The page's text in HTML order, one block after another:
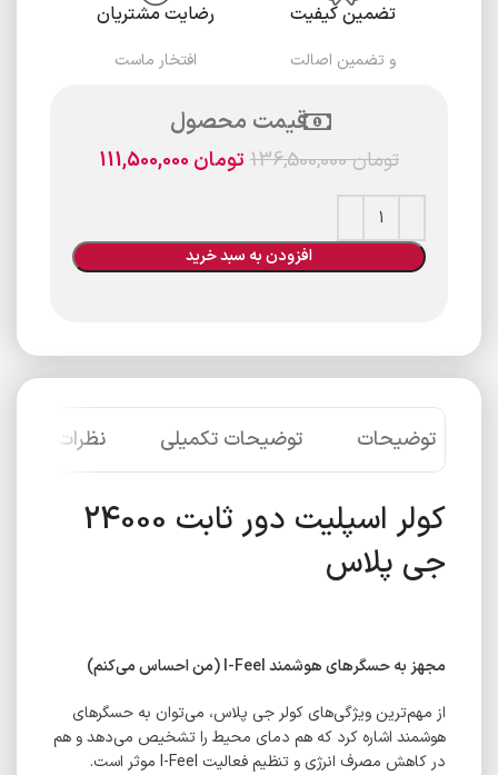
تضمین کیفیت
و تضمین اصالت
رضایت مشتریان
افتخار ماست
قیمت محصول
تومان136,500,000 تومان
افزودن به سبد خرید
توضیحات توضیحات تکمیلی نظرات (0)
کولر اسپلیت دور ثابت 24000
جی پلاس
مجهز به حسگر‌های هوشمند I-Feel (من احساس می‌کنم)
از مهم‌ترین ویژگی‌های کولر جی پلاس، می‌توان به حسگرهای
هوشمند اشاره کرد که هم دمای محیط را تشخیص می‌دهد و هم
در کاهش مصرف انرژی و تنظیم فعالیت I-Feel موثر است.